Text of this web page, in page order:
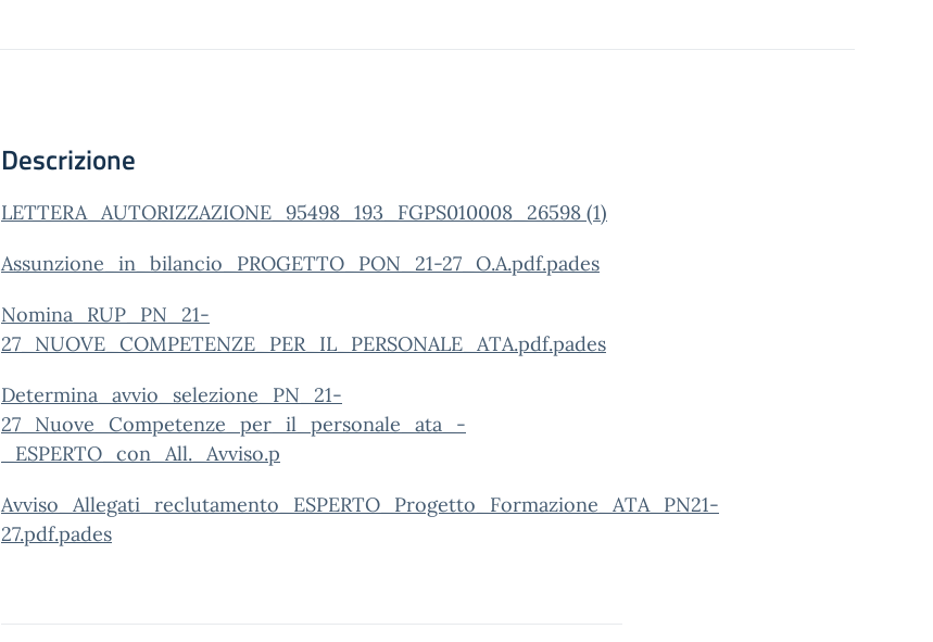
Descrizione
LETTERA_AUTORIZZAZIONE_95498_193_FGPS010008_26598 (1)
Assunzione_in_bilancio_PROGETTO_PON_21-27_O.A.pdf.pades
Nomina_RUP_PN_21-
27_NUOVE_COMPETENZE_PER_IL_PERSONALE_ATA.pdf.pades
Determina_avvio_selezione_PN_21-
27_Nuove_Competenze_per_il_personale_ata_-
_ESPERTO_con_All._Avviso.p
Avviso_Allegati_reclutamento_ESPERTO_Progetto_Formazione_ATA_PN21-
27.pdf.pades